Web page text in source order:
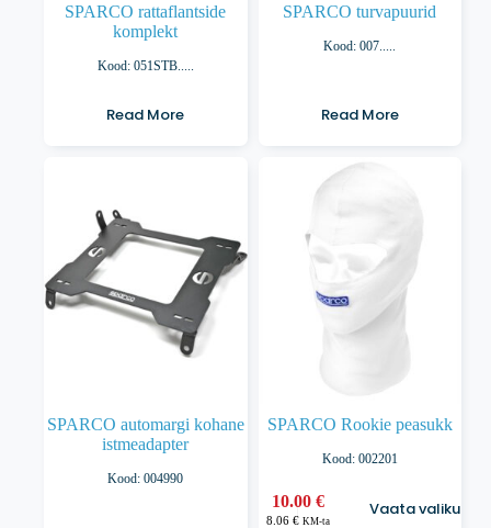
SPARCO rattaflantside
komplekt
Kood: 051STB.....
Read More
SPARCO turvapuurid
Kood: 007.....
Read More
SPARCO automargi kohane
istmeadapter
Kood: 004990
SPARCO Rookie peasukk
Kood: 002201
10.00 €
8.06 € KM-ta
Vaata valikuid
Sellel
tootel